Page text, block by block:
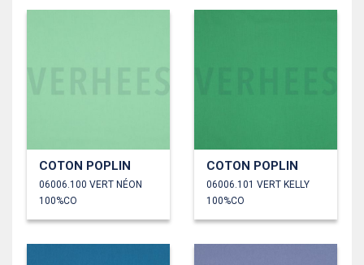
COTON POPLIN
06006.100 VERT NÉON
100%CO
COTON POPLIN
06006.101 VERT KELLY
100%CO